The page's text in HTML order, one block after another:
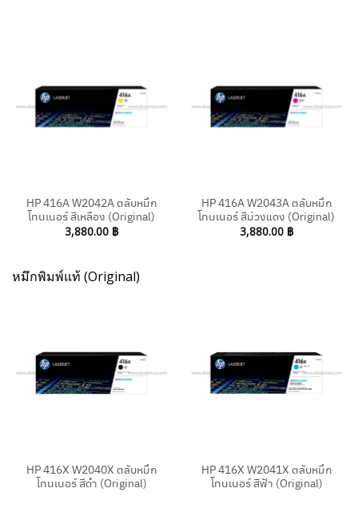
HP 416A W2042A ตลับหมึก
โทนเนอร์ สีเหลือง (Original)
3,880.00 ฿
HP 416A W2043A ตลับหมึก
โทนเนอร์ สีม่วงแดง (Original)
3,880.00 ฿
หมึกพิมพ์แท้ (Original)
HP 416X W2040X ตลับหมึก
โทนเนอร์ สีดำ (Original)
HP 416X W2041X ตลับหมึก
โทนเนอร์ สีฟ้า (Original)